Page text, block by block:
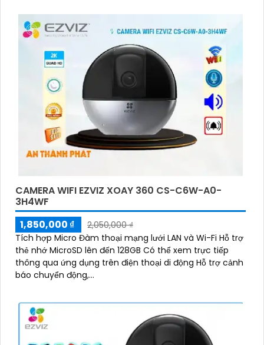
CAMERA WIFI EZVIZ XOAY 360 CS-C6W-A0-
3H4WF
1,850,000 ₫
2,050,000 ₫
Tích hợp Micro Đàm thoại mạng lưới LAN và Wi-Fi Hỗ trợ
thẻ nhớ MicroSD lên đến 128GB Có thể xem trực tiếp
thông qua ứng dụng trên điện thoại di động Hỗ trợ cảnh
báo chuyển động,...